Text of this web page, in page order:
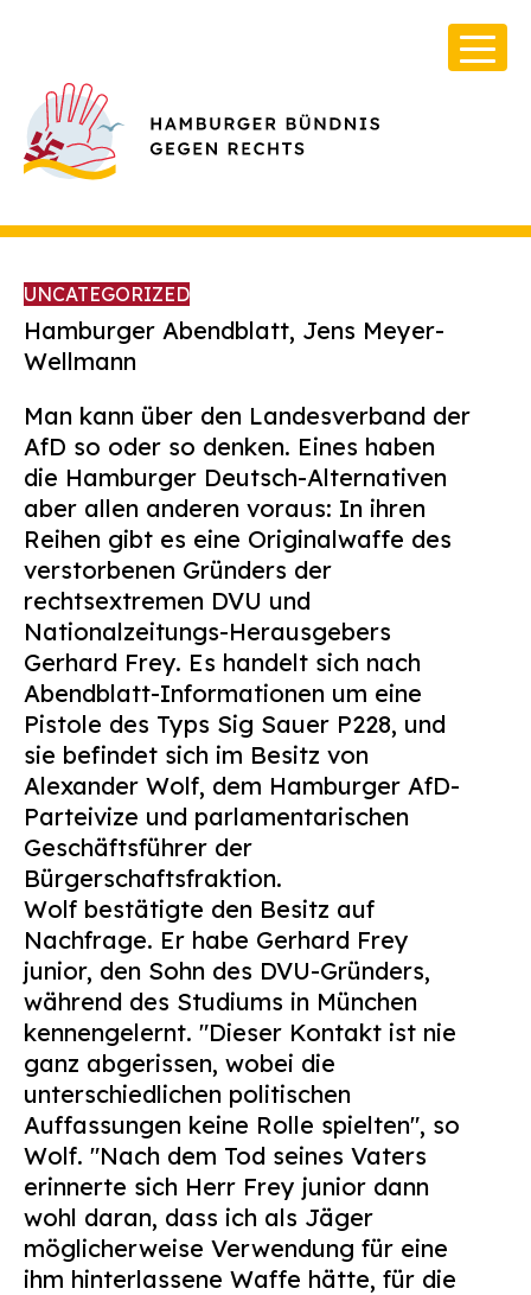
Infos & Broschüren
Archiv
Kontakt
Suchen
nach:
UNCATEGORIZED
Hamburger Abendblatt, Jens Meyer-
Wellmann
Man kann über den Landesverband der
AfD so oder so denken. Eines haben
die Hamburger Deutsch-Alternativen
aber allen anderen voraus: In ihren
Reihen gibt es eine Originalwaffe des
verstorbenen Gründers der
rechtsextremen DVU und
Nationalzeitungs-Herausgebers
Gerhard Frey. Es handelt sich nach
Abendblatt-Informationen um eine
Pistole des Typs Sig Sauer P228, und
sie befindet sich im Besitz von
Alexander Wolf, dem Hamburger AfD-
Parteivize und parlamentarischen
Geschäftsführer der
Bürgerschaftsfraktion.
Wolf bestätigte den Besitz auf
Nachfrage. Er habe Gerhard Frey
junior, den Sohn des DVU-Gründers,
während des Studiums in München
kennengelernt. "Dieser Kontakt ist nie
ganz abgerissen, wobei die
unterschiedlichen politischen
Auffassungen keine Rolle spielten", so
Wolf. "Nach dem Tod seines Vaters
erinnerte sich Herr Frey junior dann
wohl daran, dass ich als Jäger
möglicherweise Verwendung für eine
ihm hinterlassene Waffe hätte, für die